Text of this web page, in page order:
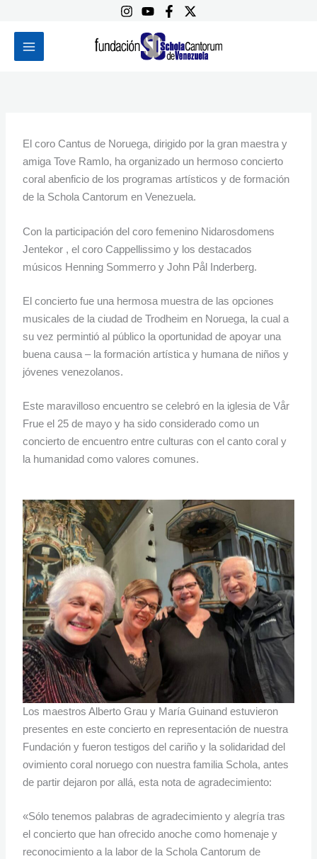
contenido
El coro Cantus de Noruega, dirigido por la gran maestra y
amiga Tove Ramlo, ha organizado un hermoso concierto
coral abenficio de los programas artísticos y de formación
de la Schola Cantorum en Venezuela.
Con la participación del coro femenino Nidarosdomens
Jentekor , el coro Cappellissimo y los destacados
músicos Henning Sommerro y John Pål Inderberg.
El concierto fue una hermosa muestra de las opciones
musicales de la ciudad de Trodheim en Noruega, la cual a
su vez permintió al público la oportunidad de apoyar una
buena causa – la formación artística y humana de niños y
jóvenes venezolanos.
Este maravilloso encuentro se celebró en la iglesia de Vår
Frue el 25 de mayo y ha sido considerado como un
concierto de encuentro entre culturas con el canto coral y
la humanidad como valores comunes.
Los maestros Alberto Grau y María Guinand estuvieron
presentes en este concierto en representación de nuestra
Fundación y fueron testigos del cariño y la solidaridad del
ovimiento coral noruego con nuestra familia Schola, antes
de partir dejaron por allá, esta nota de agradecimiento:
«Sólo tenemos palabras de agradecimiento y alegría tras
el concierto que han ofrecido anoche como homenaje y
reconocimiento a la labor de la Schola Cantorum de